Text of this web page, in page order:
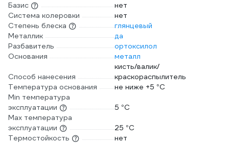
Базис
нет
Система колеровки
нет
Степень блеска
глянцевый
Металлик
да
Разбавитель
ортоксилол
Основания
металл
Способ нанесения
кисть/валик/
краскораспылитель
Температура основания
не ниже +5 °С
Min температура
эксплуатации
5 °С
Max температура
эксплуатации
25 °С
Термостойкость
нет